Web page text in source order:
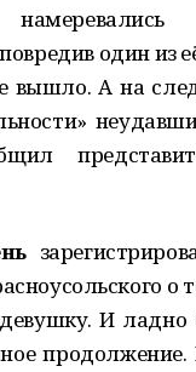
один из
вышло. А на
о
И ладно
продолжение.